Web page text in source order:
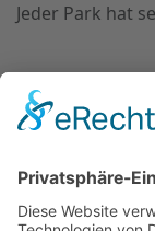
Jeder Park hat
Sie erhalten